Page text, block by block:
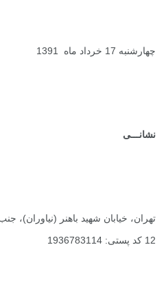
چهارشنبه 17 خرداد ماه 1391
نشانـــی
تهران، خیابان شهید باهنر (نیاوران)،
12 کد پستی: 1936783114